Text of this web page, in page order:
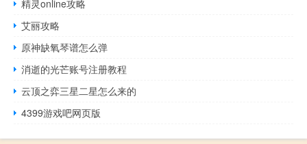
精灵online攻略
艾丽攻略
原神缺氧琴谱怎么弹
消逝的光芒账号注册教程
云顶之弈三星二星怎么来的
4399游戏吧网页版